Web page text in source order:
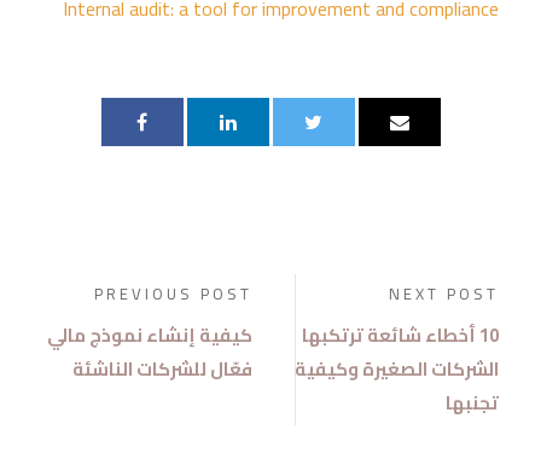
Internal audit: a tool for improvement and compliance
PREVIOUS POST
كيفية إنشاء نموذج مالي
فعّال للشركات الناشئة
NEXT POST
10 أخطاء شائعة ترتكبها
الشركات الصغيرة وكيفية
تجنبها